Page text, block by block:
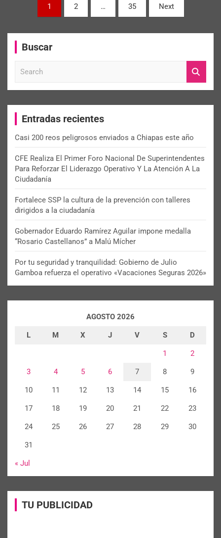
1 2 … 35 Next
Buscar
c
Entradas recientes
Casi 200 reos peligrosos enviados a Chiapas este año
CFE Realiza El Primer Foro Nacional De Superintendentes
Para Reforzar El Liderazgo Operativo Y La Atención A La
Ciudadanía
Fortalece SSP la cultura de la prevención con talleres
dirigidos a la ciudadanía
Gobernador Eduardo Ramírez Aguilar impone medalla
“Rosario Castellanos” a Malú Mícher
Por tu seguridad y tranquilidad: Gobierno de Julio
Gamboa refuerza el operativo «Vacaciones Seguras 2026»
AGOSTO 2026
L M X J V S D
1 2
3 4 5 6 7 8 9
10 11 12 13 14 15 16
17 18 19 20 21 22 23
24 25 26 27 28 29 30
31
« Jul
TU PUBLICIDAD